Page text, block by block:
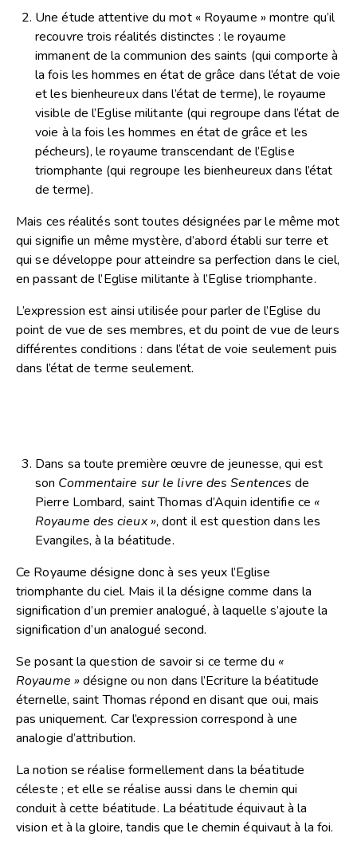
Une étude attentive du mot « Royaume » montre qu’il
recouvre trois réalités distinctes : le royaume
immanent de la communion des saints (qui comporte à
la fois les hommes en état de grâce dans l’état de voie
et les bienheureux dans l’état de terme), le royaume
visible de l’Eglise militante (qui regroupe dans l’état de
voie à la fois les hommes en état de grâce et les
pécheurs), le royaume transcendant de l’Eglise
triomphante (qui regroupe les bienheureux dans l’état
de terme).
Mais ces réalités sont toutes désignées par le même mot
qui signifie un même mystère, d’abord établi sur terre et
qui se développe pour atteindre sa perfection dans le ciel,
en passant de l’Eglise militante à l’Eglise triomphante.
L’expression est ainsi utilisée pour parler de l’Eglise du
point de vue de ses membres, et du point de vue de leurs
différentes conditions : dans l’état de voie seulement puis
dans l’état de terme seulement.
Dans sa toute première œuvre de jeunesse, qui est
son Commentaire sur le livre des Sentences de
Pierre Lombard, saint Thomas d’Aquin identifie ce «
Royaume des cieux », dont il est question dans les
Evangiles, à la béatitude.
Ce Royaume désigne donc à ses yeux l’Eglise
triomphante du ciel. Mais il la désigne comme dans la
signification d’un premier analogué, à laquelle s’ajoute la
signification d’un analogué second.
Se posant la question de savoir si ce terme du «
Royaume »désigne ou non dans l’Ecriture la béatitude
éternelle, saint Thomas répond en disant que oui, mais
pas uniquement. Car l’expression correspond à une
analogie d’attribution.
La notion se réalise formellement dans la béatitude
céleste ; et elle se réalise aussi dans le chemin qui
conduit à cette béatitude. La béatitude équivaut à la
vision et à la gloire, tandis que le chemin équivaut à la foi.